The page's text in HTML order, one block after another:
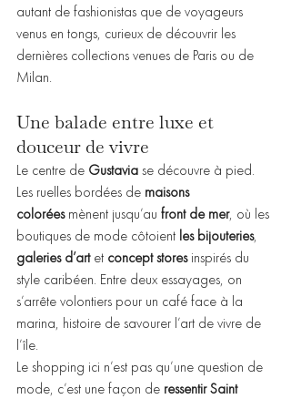
autant de fashionistas que de voyageurs
venus en tongs, curieux de découvrir les
dernières collections venues de Paris ou de
Milan.
Une balade entre luxe et
douceur de vivre
Le centre de Gustavia se découvre à pied.
Les ruelles bordées de maisons
colorées mènent jusqu’au front de mer, où les
boutiques de mode côtoient les bijouteries,
galeries d’art et concept stores inspirés du
style caribéen. Entre deux essayages, on
s’arrête volontiers pour un café face à la
marina, histoire de savourer l’art de vivre de
l’île.
Le shopping ici n’est pas qu’une question de
mode, c’est une façon de ressentir Saint